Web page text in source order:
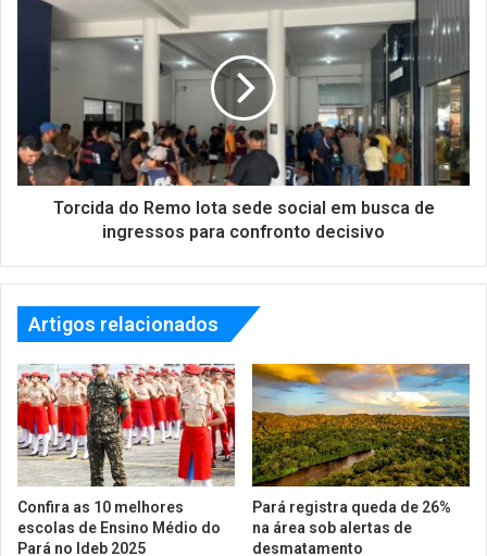
Torcida do Remo lota sede social em busca de
ingressos para confronto decisivo
Artigos relacionados
Confira as 10 melhores
escolas de Ensino Médio do
Pará no Ideb 2025
Pará registra queda de 26%
na área sob alertas de
desmatamento